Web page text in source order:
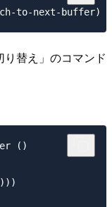
替え」のコマンド
()